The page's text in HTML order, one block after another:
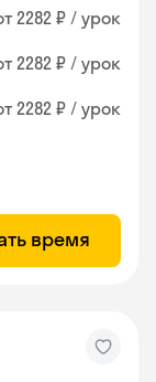
2282 ₽ / урок
2282 ₽ / урок
2282 ₽ / урок
время